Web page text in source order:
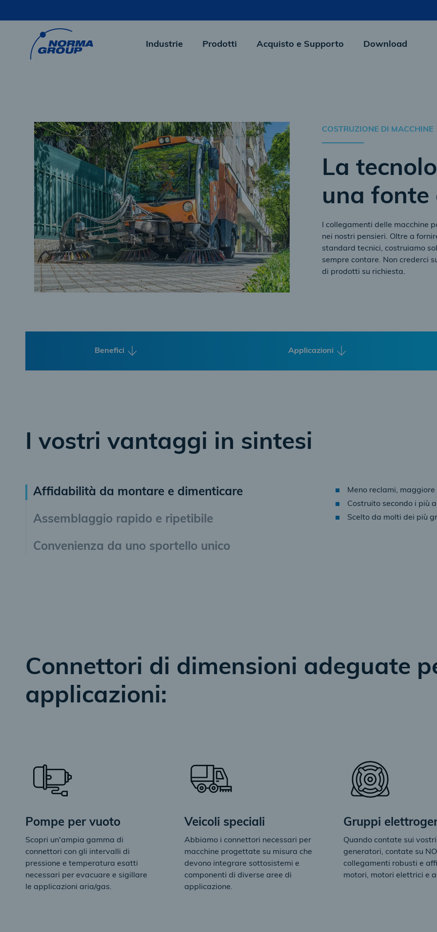
Industrie Prodotti Acquisto e Supporto Download
COSTRUZIONE DI MACCHINE
La
una
I collegamenti delle macchine
nei nostri pensieri. Oltre a
standard tecnici, costruiamo
sempre contare. Non crederci
di prodotti su richiesta.
Benefici Applicazioni
I vostri vantaggi in sintesi
Affidabilità da montare e dimenticare
Assemblaggio rapido e ripetibile
Convenienza da uno sportello unico
Meno reclami,
Costruito secondo i più
Scelto da molti dei più
Connettori di dimensioni adeguate
applicazioni:
Pompe per vuoto
Scopri un'ampia gamma di
connettori con gli intervalli di
pressione e temperatura esatti
necessari per evacuare e sigillare
le applicazioni aria/gas.
Veicoli speciali
Abbiamo i connettori necessari per
macchine progettate su misura che
devono integrare sottosistemi e
componenti di diverse aree di
applicazione.
Gruppi
Quando contate sui vostri
generatori, contate su
collegamenti robusti e
motori, motori elettrici e